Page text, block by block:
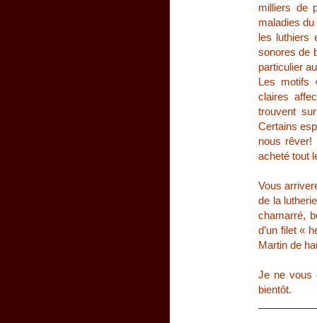
milliers de
maladies
les luthiers
sonores de
particulier
Les motifs
claires
trouvent
Certains
nous rêver!
acheté tout
Vous
de la
chamarré,
d’un filet «
Martin de
Je ne vous
bientôt.